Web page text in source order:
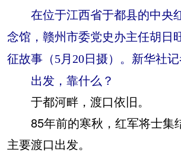
在位于江西省于都县的中央
念馆，赣州市委党史办主任胡日
征故事（5月20日摄）。新华社
出发，靠什么？
于都河畔，渡口依旧。
85年前的寒秋，红军将士集
主要渡口出发。